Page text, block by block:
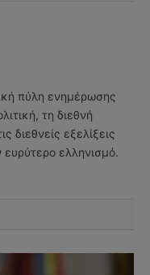
πύλη ενημέρωσης
τη διεθνή
διεθνείς εξελίξεις
ελληνισμό.